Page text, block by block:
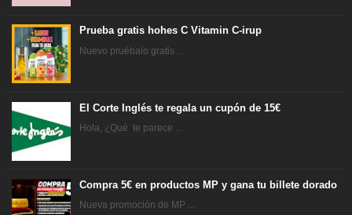
Prueba gratis hohes C Vitamin C-irup
Nuevo pruébalo gratis ...
El Corte Inglés te regala un cupón de 15€
Hola, ¿Qué te parece ...
Compra 5€ en productos MP y gana tu billete dorado
Nueva promoción de MP ...